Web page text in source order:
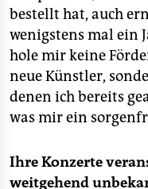
bestellt hat, auch
wenigstens mal ein
hole mir keine
neue Künstler,
denen ich bereits
was mir ein
Ihre Konzerte
weitgehend